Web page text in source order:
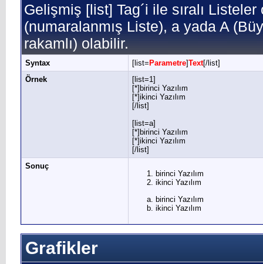
Gelişmiş [list] Tag´i ile sıralı
(numaralanmış Liste), a yada A
rakamlı) olabilir.
Syntax [list= Parametre]Text[/list]
Örnek
[list=1]
[*]birinci Yazılım
[*]ikinci Yazılım
[/list]
[list=a]
[*]birinci Yazılım
[*]ikinci Yazılım
[/list]
Sonuç
birinci Yazılım
ikinci Yazılım
birinci Yazılım
ikinci Yazılım
Grafikler